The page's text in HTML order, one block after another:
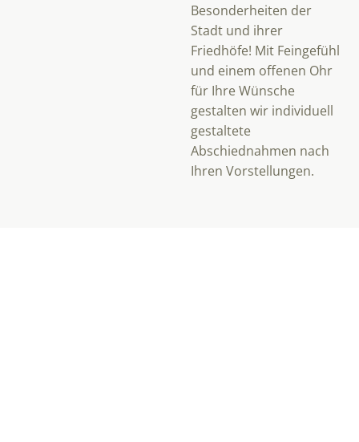
Besonderheiten der
Stadt und ihrer
Friedhöfe! Mit Feingefühl
und einem offenen Ohr
für Ihre Wünsche
gestalten wir individuell
gestaltete
Abschiednahmen nach
Ihren Vorstellungen.